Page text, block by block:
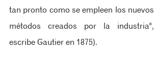
tan pronto como se empleen los nuevos
métodos creados por la industria",
escribe Gautier en 1875).